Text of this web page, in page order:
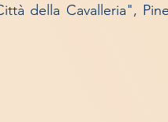
della Cavalleria",